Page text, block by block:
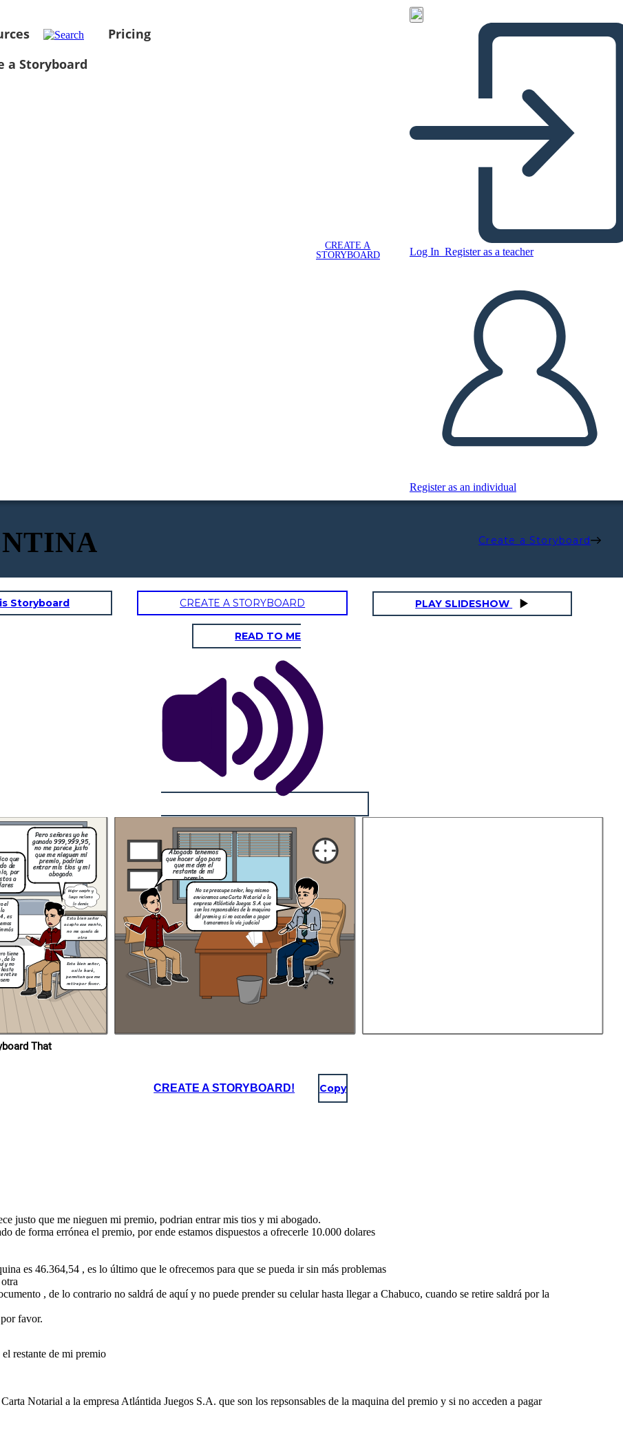
Pricing
a Storyboard
CREATE A
STORYBOARD
Log In Register as a teacher
Register as an individual
Create a Storyboard
Storyboard CREATE A STORYBOARD PLAY SLIDESHOW
READ TO ME
en Storyboard That
que
por
a
Pero señores yo he
ganado 999,999,95,
no me parece justo
que me nieguen mi
premio, podrian
entrar mis tios y mi
abogado.
el
, es
más
Mejor acepto y
luego reclamo
lo demás
Esta bien señor
acepto ese monto,
no me queda de
otra
tiene
de lo
y no
hasta
retire
Esta bien señor,
así lo haré,
permitan que me
retire por favor.
Abogado tenemos
que hacer algo para
que me den el
restante de mi
premio
No se preocupe señor, hoy mismo
enviaremos una Carta Notarial a la
empresa Atlántida Juegos S.A. que
son los repsonsables de la maquina
del premio y si no acceden a pagar
tomaremos la vía judicial
CREATE A STORYBOARD! Copy
justo que me nieguen mi premio, podrian entrar mis tios y mi abogado.
de forma errónea el premio, por ende estamos dispuestos a ofrecerle 10.000 dolares
es 46.364,54 , es lo último que le ofrecemos para que se pueda ir sin más problemas
, de lo contrario no saldrá de aquí y no puede prender su celular hasta llegar a Chabuco, cuando se retire saldrá por la
favor.
restante de mi premio
Notarial a la empresa Atlántida Juegos S.A. que son los repsonsables de la maquina del premio y si no acceden a pagar